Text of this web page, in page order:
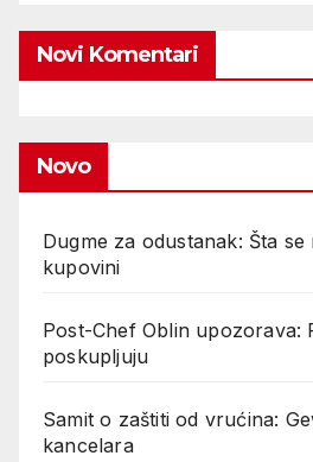
Novi Komentari
Novo
Dugme za odustanak: Šta
kupovini
Post-Chef Oblin upozorava:
poskupljuju
Samit o zaštiti od vrućina:
kancelara